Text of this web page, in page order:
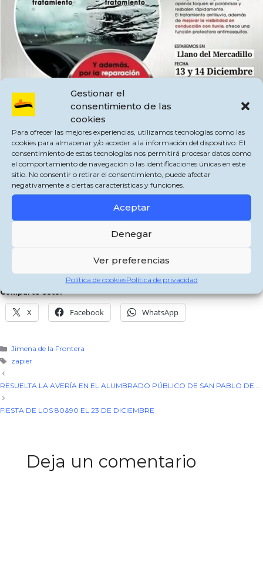
Gestionar el
consentimiento de las
cookies
Para ofrecer las mejores experiencias, utilizamos tecnologías como las
cookies para almacenar y/o acceder a la información del dispositivo. El
consentimiento de estas tecnologías nos permitirá procesar datos como
el comportamiento de navegación o las identificaciones únicas en este
sitio. No consentir o retirar el consentimiento, puede afectar
negativamente a ciertas características y funciones.
Aceptar
Denegar
Ver preferencias
Política de cookiesPolítica de privacidad
¿Quieres que un profesional revise la luna de tu Vehículo y llevarte Gratis un
tratamiento Antilluvia y Antimosquitos para el Parabrisas?
Los Técnicos de Carglass estarán en nuestra localidad realizando una
campaña de Seguridad Vial para asegurarse de que las lunas de los vehículos se
encuentran en perfecto estado, además os aplicarán GRATIS el tratamiento
Antilluvia
Comparte esto:
X Facebook WhatsApp
Categorías
Jimena de la Frontera
Etiquetas
zapier
RESUELTA LA AVERÍA EN EL ALUMBRADO PÚBLICO DE SAN PABLO DE BUCEITE
FIESTA DE LOS 80&90 EL 23 DE DICIEMBRE
Deja un comentario